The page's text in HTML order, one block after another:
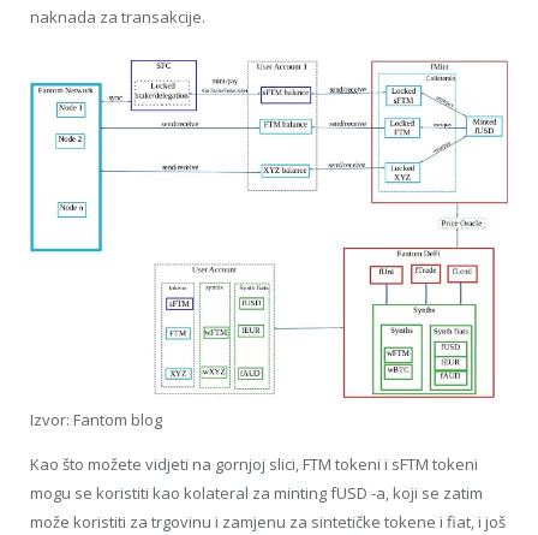
naknada za transakcije.
Izvor: Fantom blog
Kao što možete vidjeti na gornjoj slici, FTM tokeni i sFTM tokeni
mogu se koristiti kao kolateral za minting fUSD -a, koji se zatim
može koristiti za trgovinu i zamjenu za sintetičke tokene i fiat, i još